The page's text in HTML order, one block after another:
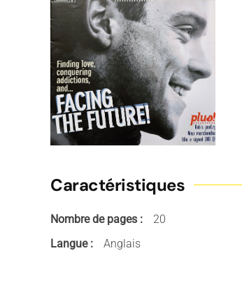
Caractéristiques
Nombre de pages :
20
Langue :
Anglais